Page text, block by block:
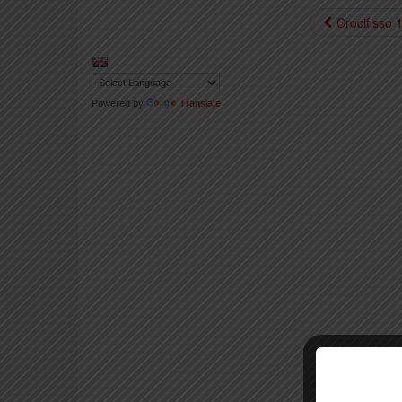
Crocifisso 1
Powered by Translate